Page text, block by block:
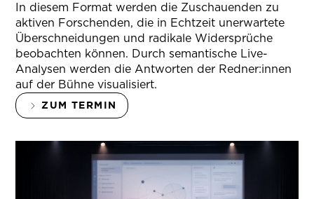
In diesem Format werden die Zuschauenden zu
aktiven Forschenden, die in Echtzeit unerwartete
Überschneidungen und radikale Widersprüche
beobachten können. Durch semantische Live-
Analysen werden die Antworten der Redner:innen
auf der Bühne visualisiert.
ZUM TERMIN